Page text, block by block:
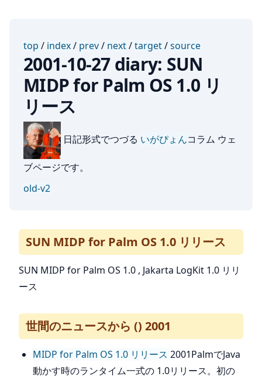
top / index/ prev/ next/target/source
2001-10-27 diary: SUN
MIDP for Palm OS 1.0 リ
リース
日記形式でつづる いがぴょんコラム ウェ
ブページです。
old-v2
SUN MIDP for Palm OS 1.0 リリース
SUN MIDP for Palm OS 1.0 , Jakarta LogKit 1.0 リリ
ース
世間のニュースから () 2001
MIDP for Palm OS 1.0 リリース 2001PalmでJava
動かす時のランタイム一式の 1.0リリース。初の